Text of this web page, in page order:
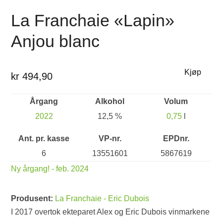
La Franchaie «Lapin»
Anjou blanc
kr 494,90 Kjøp
Årgang
2022
Alkohol
12,5 %
Volum
0,75l
Ant. pr. kasse
6
VP-nr.
13551601
EPDnr.
5867619
Ny årgang! - feb. 2024
Produsent: La Franchaie - Eric Dubois
I 2017 overtok ekteparet Alex og Eric Dubois vinmarkene